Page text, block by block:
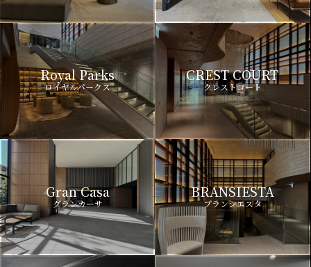
Royal Parks
ロイヤルパークス
CREST COURT
クレストコート
Gran Casa
グランカーサ
BRANSIESTA
ブランシエスタ